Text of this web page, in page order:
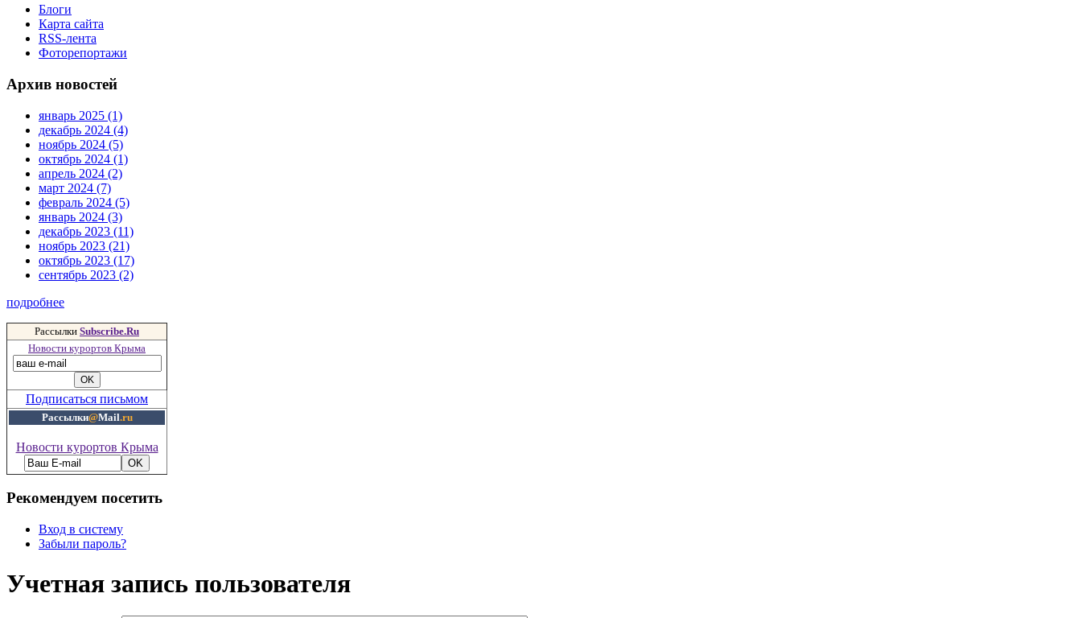
Блоги
Карта сайта
RSS-лента
Фоторепортажи
Архив новостей
январь 2025 (1)
декабрь 2024 (4)
ноябрь 2024 (5)
октябрь 2024 (1)
апрель 2024 (2)
март 2024 (7)
февраль 2024 (5)
январь 2024 (3)
декабрь 2023 (11)
ноябрь 2023 (21)
октябрь 2023 (17)
сентябрь 2023 (2)
подробнее
Рассылки Subscribe.Ru
Новости курортов Крыма
Подписаться письмом
Рассылки@Mail.ru
Новости курортов Крыма
Рекомендуем посетить
Вход в систему
Забыли пароль?
Учетная запись пользователя